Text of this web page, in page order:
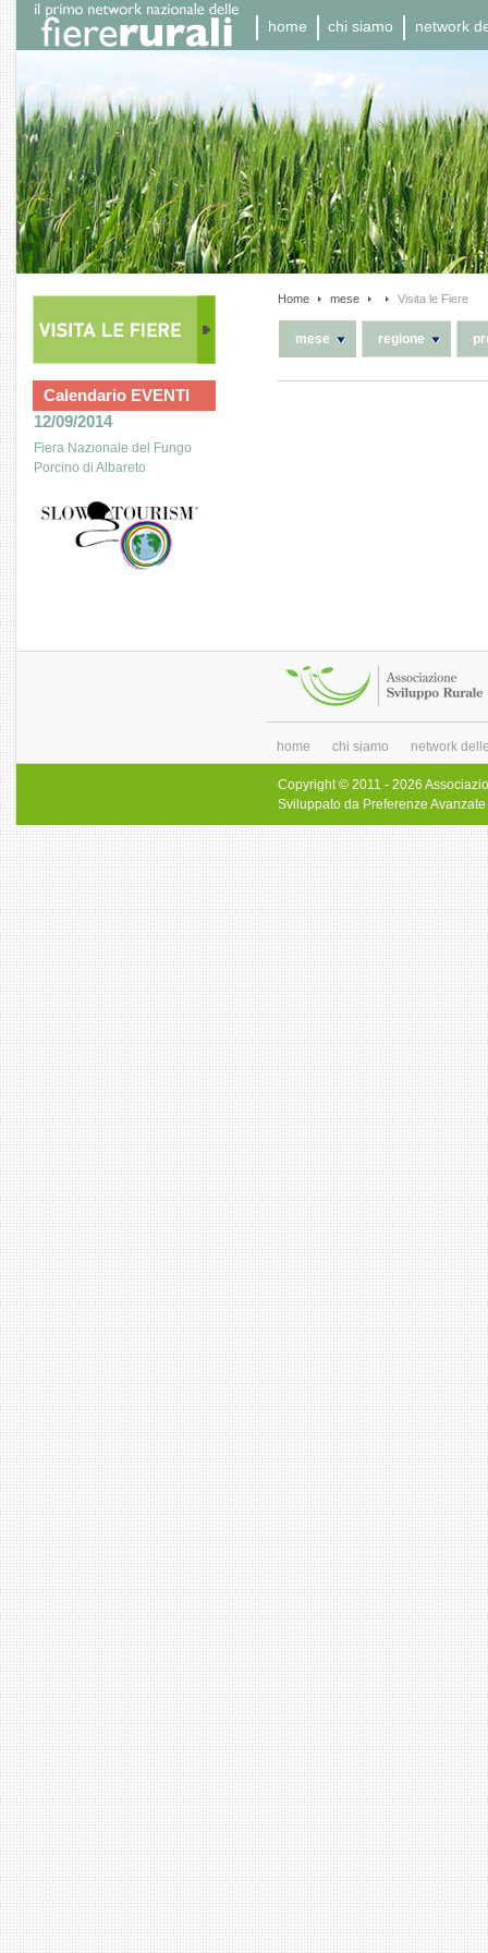
home chi siamo network
Home mese Visita le Fiere
mese regione
Calendario EVENTI
12/09/2014
Fiera Nazionale del Fungo
Porcino di Albareto
home chi siamo network
Copyright © 2011 - 2026
Sviluppato da Preferenze Avanzate